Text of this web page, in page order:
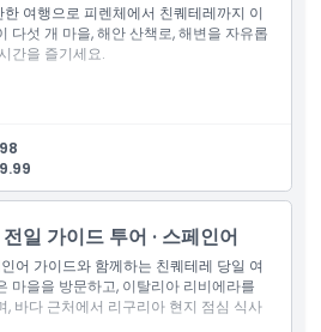
여행으로 피렌체에서 친퀘테레까지 이
다섯 개 마을, 해안 산책로, 해변을 자유롭
간을 즐기세요.
친퀘테레까지의 기차 표
통편
이동
일 가이드 투어 · 스페인어
어 가이드와 함께하는 친퀘테레 당일 여
마을을 방문하고, 이탈리아 리비에라를
, 바다 근처에서 리구리아 현지 점심 식사